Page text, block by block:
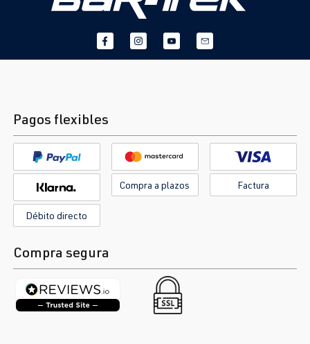
Pagos flexibles
Compra a plazos Factura
Débito directo
Compra segura